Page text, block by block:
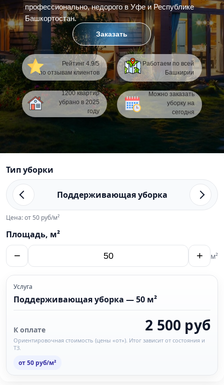
профессионально, недорого в Уфе и Республике
Башкортостан.
Рейтинг 4.9/5
по отзывам клиентов
Заказать
1200 квартир
убрано в 2025
году
Работаем по всей
Башкирии
Можно заказать
уборку на
сегодня
Тип уборки
Поддерживающая уборка
Цена: от 50 руб/м²
Площадь, м²
− + м²
Услуга
Поддерживающая уборка — 50 м²
К оплате 2 500 руб
Ориентировочная стоимость (цены «от»). Итог зависит от состояния и
ТЗ.
от 50 руб/м²